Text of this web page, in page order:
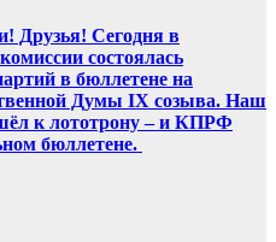
Друзья! Сегодня в
состоялась
в бюллетене на
Думы IX созыва. Наш
к лототрону – и КПРФ
бюллетене.